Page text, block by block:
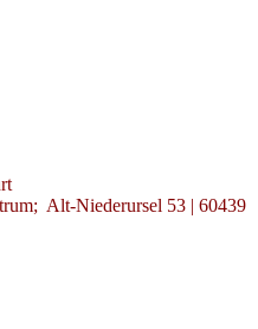
Alt-Niederursel 53 | 60439